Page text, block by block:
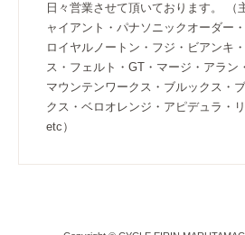
日々営業させて頂いております。 （
ャイアント・パナソニックオーダー
ロイヤルノートン・フジ・ビアンキ
ス・フェルト・GT・マージ・アラン
マウンテンワークス・ブルックス・
クス・ベロオレンジ・アピデュラ・
etc）